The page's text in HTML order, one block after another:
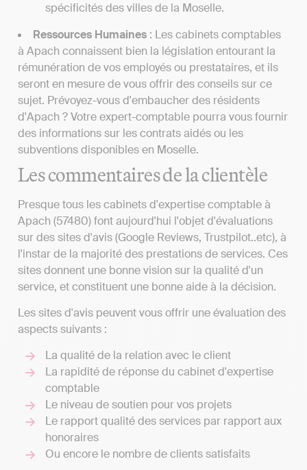
spécificités des villes de la Moselle.
Ressources Humaines : Les cabinets comptables
à Apach connaissent bien la législation entourant la
rémunération de vos employés ou prestataires, et ils
seront en mesure de vous offrir des conseils sur ce
sujet. Prévoyez-vous d'embaucher des résidents
d'Apach ? Votre expert-comptable pourra vous fournir
des informations sur les contrats aidés ou les
subventions disponibles en Moselle.
Les commentaires de la clientèle
Presque tous les cabinets d'expertise comptable à
Apach (57480) font aujourd'hui l'objet d'évaluations
sur des sites d'avis (Google Reviews, Trustpilot..etc), à
l'instar de la majorité des prestations de services. Ces
sites donnent une bonne vision sur la qualité d'un
service, et constituent une bonne aide à la décision.
Les sites d'avis peuvent vous offrir une évaluation des
aspects suivants :
La qualité de la relation avec le client
La rapidité de réponse du cabinet d'expertise
comptable
Le niveau de soutien pour vos projets
Le rapport qualité des services par rapport aux
honoraires
Ou encore le nombre de clients satisfaits